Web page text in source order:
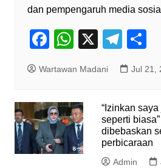
dan pempengaruh media
F
c
e
b
o
o
W
at
s
A
p
p
X
T
el
e
a
m
Wartawan Madani Jul 21,
“Izinkan
seperti
dibebaskan
perbicaraan
Admin